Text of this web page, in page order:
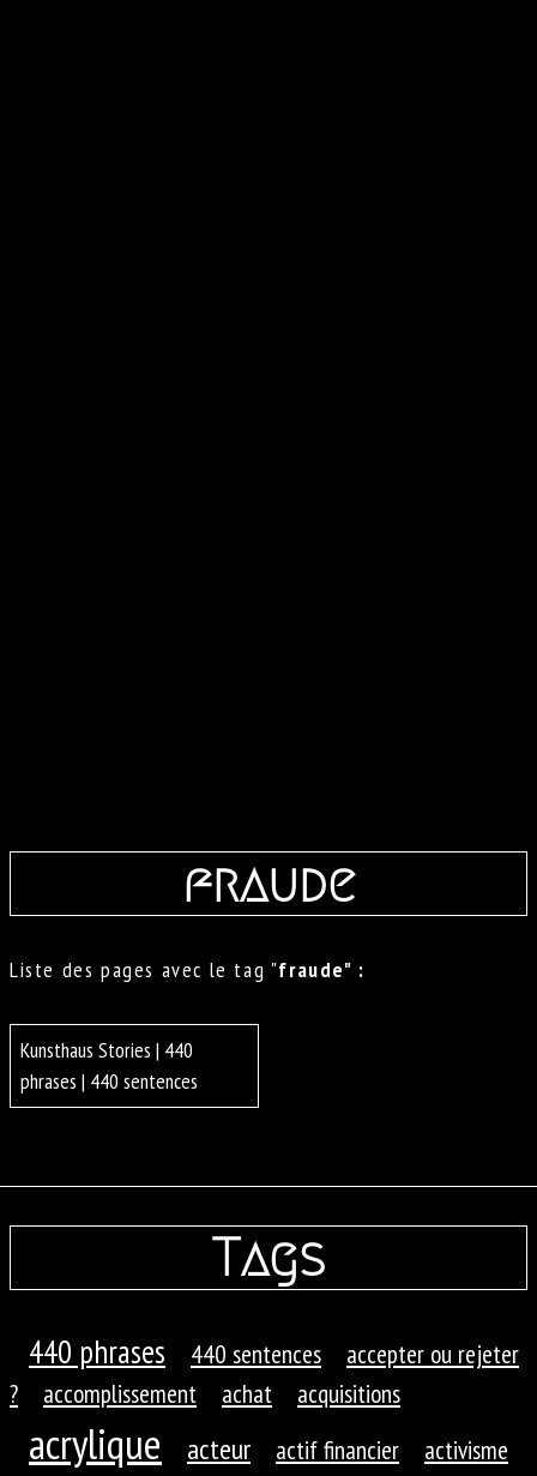
fraude
Liste des pages avec le tag "fraude" :
Kunsthaus Stories | 440
phrases | 440 sentences
Tags
440 phrases 440 sentences
accepter ou rejeter
?
accomplissement achat acquisitions
acrylique acteur actif financier
activisme